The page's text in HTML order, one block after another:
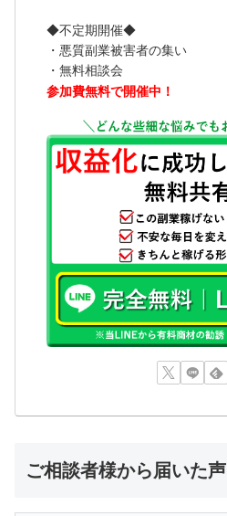
◆不定期開催◆
・悪質副業被害者の集い
・無料相談会
参加費無料で開催中！
ご相談者様から届いた声